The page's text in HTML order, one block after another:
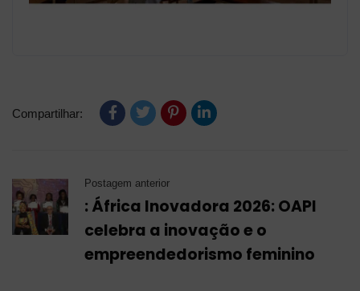
Compartilhar:
Postagem anterior
: África Inovadora 2026: OAPI
celebra a inovação e o
empreendedorismo feminino